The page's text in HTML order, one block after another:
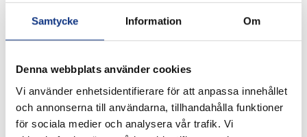
Samtycke Information Om
Denna webbplats använder cookies
Vi använder enhetsidentifierare för att anpassa innehållet
och annonserna till användarna, tillhandahålla funktioner
för sociala medier och analysera vår trafik. Vi